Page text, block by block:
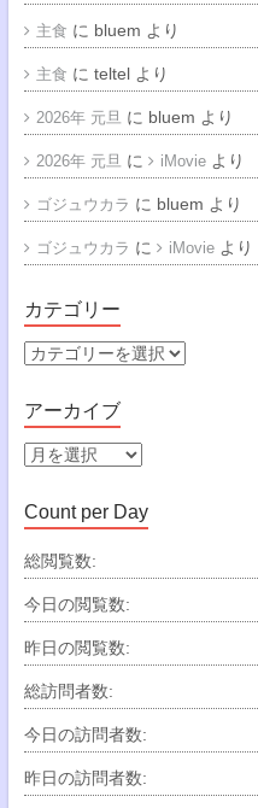
主食 に bluem より
主食 に teltelより
2026年 元旦に bluem より
2026年 元旦に iMovieより
ゴジュウカラ に bluem より
ゴジュウカラ に iMovieより
カテゴリー
カ
ゴ
リ
ー
アーカイブ
ア
カ
イ
ブ
Count per Day
総閲覧数:
今日の閲覧数:
昨日の閲覧数:
総訪問者数:
今日の訪問者数:
昨日の訪問者数: